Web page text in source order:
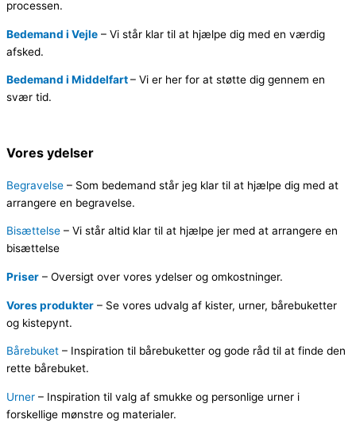
processen.
Bedemand i Vejle – Vi står klar til at hjælpe dig med en værdig
afsked.
Bedemand i Middelfart– Vi er her for at støtte dig gennem en
svær tid.
Vores ydelser
Begravelse – Som bedemand står jeg klar til at hjælpe dig med at
arrangere en begravelse.
Bisættelse – Vi står altid klar til at hjælpe jer med at arrangere en
bisættelse
Priser – Oversigt over vores ydelser og omkostninger.
Vores produkter – Se vores udvalg af kister, urner, bårebuketter
og kistepynt.
Bårebuket – Inspiration til bårebuketter og gode råd til at finde den
rette bårebuket.
Urner – Inspiration til valg af smukke og personlige urner i
forskellige mønstre og materialer.